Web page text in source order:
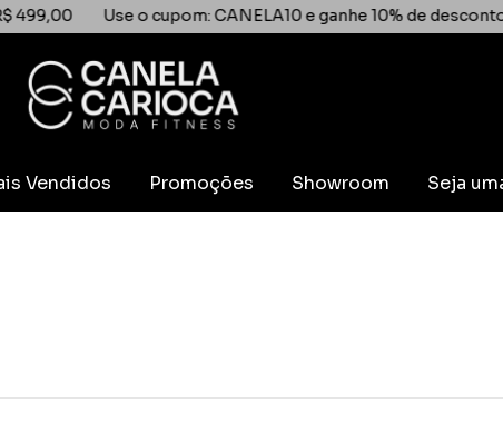
Use o cupom: CANELA10 e ganhe 10% de desconto
Vendidos Promoções Showroom Seja